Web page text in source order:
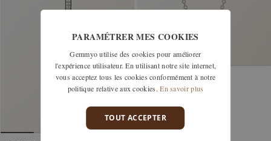
LADY DUO
PARAMÉTRER MES COOKIES
Gemmyo utilise des cookies pour améliorer
l'expérience utilisateur. En utilisant notre site internet,
vous acceptez tous les cookies conformément à notre
politique relative aux cookies. En savoir plus
TOUT ACCEPTER